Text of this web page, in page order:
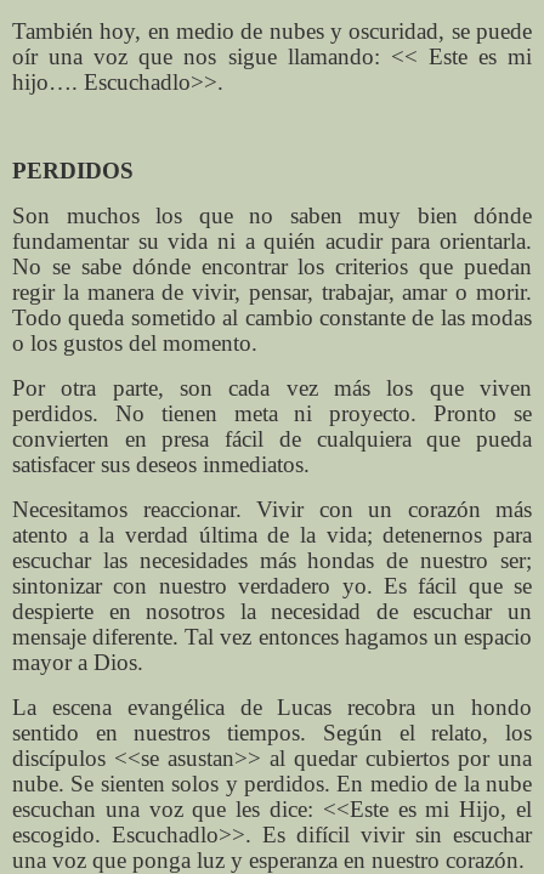
También hoy, en medio de nubes y oscuridad, se puede
oír una voz que nos sigue llamando: << Este es mi
hijo…. Escuchadlo>>.
PERDIDOS
Son muchos los que no saben muy bien dónde
fundamentar su vida ni a quién acudir para orientarla.
No se sabe dónde encontrar los criterios que puedan
regir la manera de vivir, pensar, trabajar, amar o morir.
Todo queda sometido al cambio constante de las modas
o los gustos del momento.
Por otra parte, son cada vez más los que viven
perdidos. No tienen meta ni proyecto. Pronto se
convierten en presa fácil de cualquiera que pueda
satisfacer sus deseos inmediatos.
Necesitamos reaccionar. Vivir con un corazón más
atento a la verdad última de la vida; detenernos para
escuchar las necesidades más hondas de nuestro ser;
sintonizar con nuestro verdadero yo. Es fácil que se
despierte en nosotros la necesidad de escuchar un
mensaje diferente. Tal vez entonces hagamos un espacio
mayor a Dios.
La escena evangélica de Lucas recobra un hondo
sentido en nuestros tiempos. Según el relato, los
discípulos <<se asustan>> al quedar cubiertos por una
nube. Se sienten solos y perdidos. En medio de la nube
escuchan una voz que les dice: <<Este es mi Hijo, el
escogido. Escuchadlo>>. Es difícil vivir sin escuchar
una voz que ponga luz y esperanza en nuestro corazón.